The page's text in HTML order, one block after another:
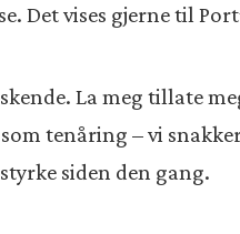
Det vises gjerne til
La meg tillate
tenåring – vi
siden den gang.